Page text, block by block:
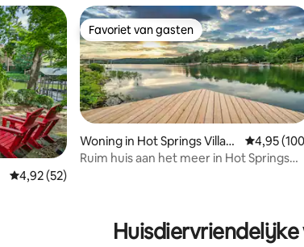
Gemiddelde beoordeling van 4,92 op 5, 52 recensies
4,92 (52)
Favoriet van gasten
Favoriet van gasten
Woning in Hot Springs Villag
e
4,95
Ruim huis aan het meer in Hot Springs